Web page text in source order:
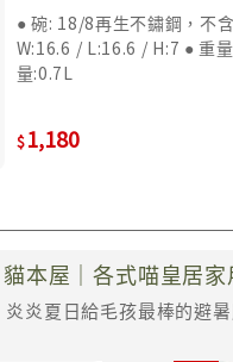
● 碗: 18/8再生不鏽鋼，不
W:16.6 / L:16.6 / H:7 ● 重
量:0.7L
1,180
貓本屋｜各式喵皇居家
炎炎夏日給毛孩最棒的避